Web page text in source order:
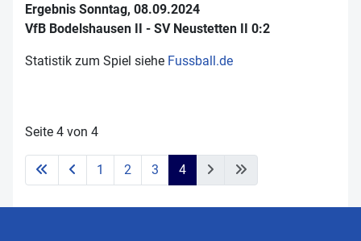
Ergebnis Sonntag, 08.09.2024
VfB Bodelshausen II - SV Neustetten II 0:2
Statistik zum Spiel siehe Fussball.de
Seite 4 von 4
1 2 3 4